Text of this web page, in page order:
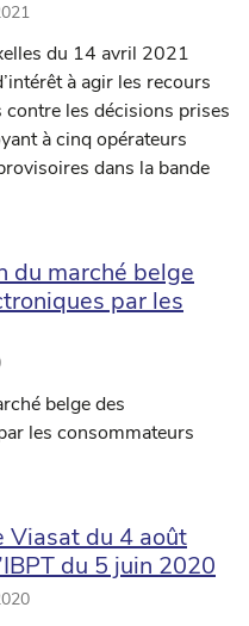
du 14 avril 2021
à agir les recours
contre les décisions prises
à cinq opérateurs
dans la bande
du marché belge
par les
belge des
les consommateurs
Viasat du 4 août
du 5 juin 2020